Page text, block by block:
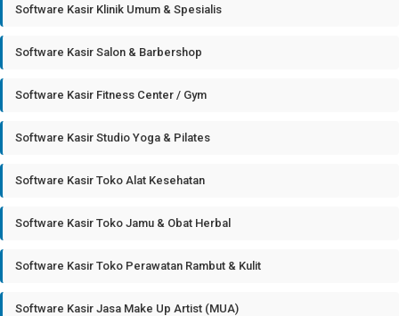
Software Kasir Klinik Umum & Spesialis
Software Kasir Salon & Barbershop
Software Kasir Fitness Center / Gym
Software Kasir Studio Yoga & Pilates
Software Kasir Toko Alat Kesehatan
Software Kasir Toko Jamu & Obat Herbal
Software Kasir Toko Perawatan Rambut & Kulit
Software Kasir Jasa Make Up Artist (MUA)